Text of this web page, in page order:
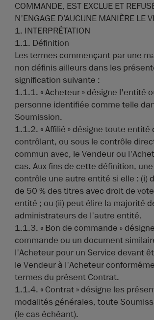
COMMANDE, EST EXCLUE ET
N'ENGAGE D’AUCUNE MANIÈRE LE
1. INTERPRÉTATION
1.1. Définition
Les termes commençant par une
non définis ailleurs dans les
signification suivante :
1.1.1. « Acheteur » désigne l'entité
personne identifiée comme telle
Soumission.
1.1.2. « Affilié » désigne toute entité
contrôlant, ou sous le contrôle
commun avec, le Vendeur ou
cas. Aux fins de cette définition,
contrôle une autre entité si elle : (i)
de 50 % des titres avec droit de
entité ; ou (ii) peut élire la majorité
administrateurs de l'autre entité.
1.1.3. « Bon de commande »
commande ou un document
l'Acheteur pour un Service devant
le Vendeur à l'Acheteur
termes du présent Contrat.
1.1.4. « Contrat » désigne les
modalités générales, toute
(le cas échéant).